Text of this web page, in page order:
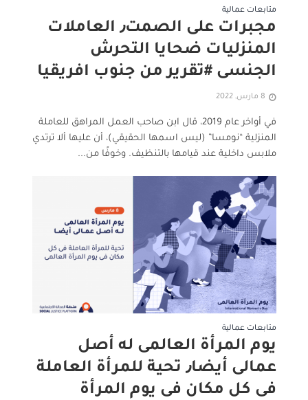
متابعات عمالية
مجبرات على الصمت٫ العاملات
المنزليات ضحايا التحرش
الجنسى #تقرير من جنوب افريقيا
8 مارس, 2022
في أواخر عام 2019، قال ابن صاحب العمل المراهق للعاملة
المنزلية “نومسا” (ليس اسمها الحقيقي)، أن عليها ألا ترتدي
ملابس داخلية عند قيامها بالتنظيف. وخوفًا من...
متابعات عمالية
يوم المرأة العالمى له أصل
عمالى أيضا٫ تحية للمرأة العاملة
فى كل مكان فى يوم المرأة